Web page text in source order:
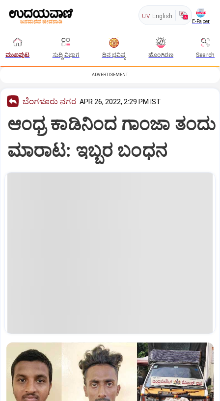
UV English
E-Paper
ಮುಖಪುಟ ಸುದ್ದಿ ವಿಭಾಗ ದಿನ ಭವಿಷ್ಯ ಹೊಂಗಿರಣ Search
ADVERTISEMENT
ಬೆಂಗಳೂರು ನಗರ APR 26, 2022, 2:29 PM IST
ಆಂಧ್ರ ಕಾಡಿನಿಂದ ಗಾಂಜಾ ತಂದು
ಮಾರಾಟ: ಇಬ್ಬರ ಬಂಧನ